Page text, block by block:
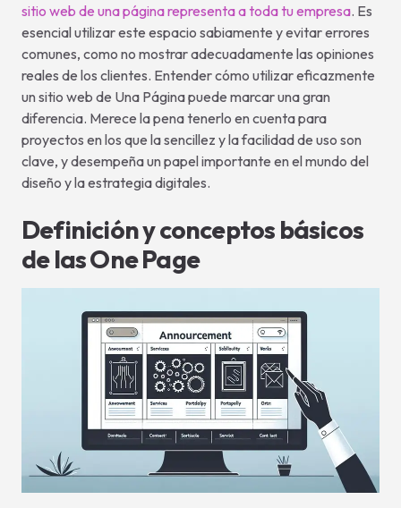
sitio web de una página representa a toda tu empresa. Es
esencial utilizar este espacio sabiamente y evitar errores
comunes, como no mostrar adecuadamente las opiniones
reales de los clientes. Entender cómo utilizar eficazmente
un sitio web de Una Página puede marcar una gran
diferencia. Merece la pena tenerlo en cuenta para
proyectos en los que la sencillez y la facilidad de uso son
clave, y desempeña un papel importante en el mundo del
diseño y la estrategia digitales.
Definición y conceptos básicos
de las One Page